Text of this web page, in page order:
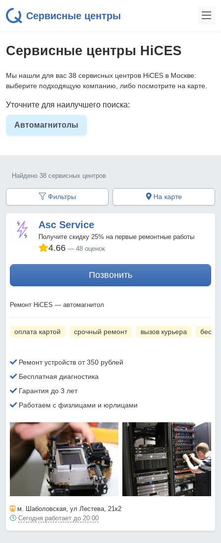
Сервисные центры
Сервисные центры HiCES
Мы нашли для вас 38 сервисных центров HiCES в Москве:
выберите подходящую компанию, либо посмотрите на карте.
Уточните для наилучшего поиска:
Автомагнитолы
Найдено 38 сервисных центров
Фильтры На карте
Asc Service
Получите скидку 25% на первые ремонтные работы
4.66 48 оценок
Позвонить
Ремонт HiCES — автомагнитол
оплата картой срочный ремонт вызов курьера
Ремонт устройств от 350 рублей
Бесплатная диагностика
Гарантия до 3 лет
Работаем с физлицами и юрлицами
м. Шаболовская, ул Лестева, 21к2
Сегодня работает до 20:00